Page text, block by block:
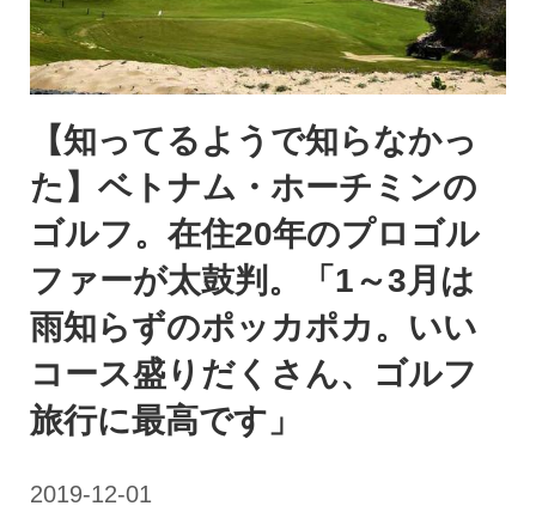
【知ってるようで知らなかっ
た】ベトナム・ホーチミンの
ゴルフ。在住20年のプロゴル
ファーが太鼓判。「1～3月は
雨知らずのポッカポカ。いい
コース盛りだくさん、ゴルフ
旅行に最高です」